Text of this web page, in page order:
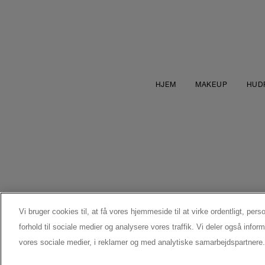
HJEM MAKEUP
MANUFACTURER INFORMATION
Vi bruger cookies til, at få vores hjemmeside til at virke ordentligt,
forhold til sociale medier og analysere vores traffik. Vi deler også
vores sociale medier, i reklamer og med analytiske samarbejdspartnere.